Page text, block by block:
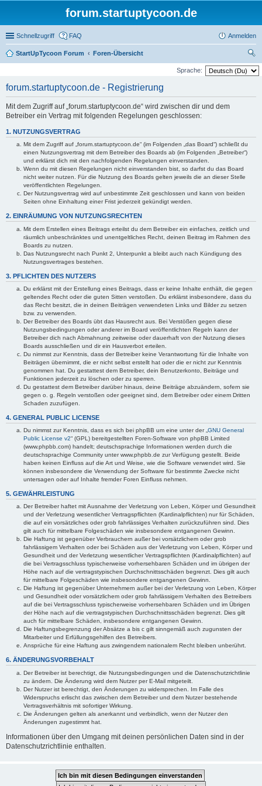
forum.startuptycoon.de
Schnellzugriff FAQ Anmelden
StartUpTycoon Forum
Foren-Übersicht
uc
Sprache:
forum.startuptycoon.de - Registrierung
Mit dem Zugriff auf „forum.startuptycoon.de“ wird zwischen dir und dem
Betreiber ein Vertrag mit folgenden Regelungen geschlossen:
1. NUTZUNGSVERTRAG
Mit dem Zugriff auf „forum.startuptycoon.de“ (im Folgenden „das Board“) schließt du
einen Nutzungsvertrag mit dem Betreiber des Boards ab (im Folgenden „Betreiber“)
und erklärst dich mit den nachfolgenden Regelungen einverstanden.
Wenn du mit diesen Regelungen nicht einverstanden bist, so darfst du das Board
nicht weiter nutzen. Für die Nutzung des Boards gelten jeweils die an dieser Stelle
veröffentlichten Regelungen.
Der Nutzungsvertrag wird auf unbestimmte Zeit geschlossen und kann von beiden
Seiten ohne Einhaltung einer Frist jederzeit gekündigt werden.
2. EINRÄUMUNG VON NUTZUNGSRECHTEN
Mit dem Erstellen eines Beitrags erteilst du dem Betreiber ein einfaches, zeitlich und
räumlich unbeschränktes und unentgeltliches Recht, deinen Beitrag im Rahmen des
Boards zu nutzen.
Das Nutzungsrecht nach Punkt 2, Unterpunkt a bleibt auch nach Kündigung des
Nutzungsvertrages bestehen.
3. PFLICHTEN DES NUTZERS
Du erklärst mit der Erstellung eines Beitrags, dass er keine Inhalte enthält, die gegen
geltendes Recht oder die guten Sitten verstoßen. Du erklärst insbesondere, dass du
das Recht besitzt, die in deinen Beiträgen verwendeten Links und Bilder zu setzen
bzw. zu verwenden.
Der Betreiber des Boards übt das Hausrecht aus. Bei Verstößen gegen diese
Nutzungsbedingungen oder anderer im Board veröffentlichten Regeln kann der
Betreiber dich nach Abmahnung zeitweise oder dauerhaft von der Nutzung dieses
Boards ausschließen und dir ein Hausverbot erteilen.
Du nimmst zur Kenntnis, dass der Betreiber keine Verantwortung für die Inhalte von
Beiträgen übernimmt, die er nicht selbst erstellt hat oder die er nicht zur Kenntnis
genommen hat. Du gestattest dem Betreiber, dein Benutzerkonto, Beiträge und
Funktionen jederzeit zu löschen oder zu sperren.
Du gestattest dem Betreiber darüber hinaus, deine Beiträge abzuändern, sofern sie
gegen o. g. Regeln verstoßen oder geeignet sind, dem Betreiber oder einem Dritten
Schaden zuzufügen.
4. GENERAL PUBLIC LICENSE
Du nimmst zur Kenntnis, dass es sich bei phpBB um eine unter der „ GNU General
Public License v2“ (GPL) bereitgestellten Foren-Software von phpBB Limited
(www.phpbb.com) handelt; deutschsprachige Informationen werden durch die
deutschsprachige Community unter www.phpbb.de zur Verfügung gestellt. Beide
haben keinen Einfluss auf die Art und Weise, wie die Software verwendet wird. Sie
können insbesondere die Verwendung der Software für bestimmte Zwecke nicht
untersagen oder auf Inhalte fremder Foren Einfluss nehmen.
5. GEWÄHRLEISTUNG
Der Betreiber haftet mit Ausnahme der Verletzung von Leben, Körper und Gesundheit
und der Verletzung wesentlicher Vertragspflichten (Kardinalpflichten) nur für Schäden,
die auf ein vorsätzliches oder grob fahrlässiges Verhalten zurückzuführen sind. Dies
gilt auch für mittelbare Folgeschäden wie insbesondere entgangenen Gewinn.
Die Haftung ist gegenüber Verbrauchern außer bei vorsätzlichem oder grob
fahrlässigem Verhalten oder bei Schäden aus der Verletzung von Leben, Körper und
Gesundheit und der Verletzung wesentlicher Vertragspflichten (Kardinalpflichten) auf
die bei Vertragsschluss typischerweise vorhersehbaren Schäden und im übrigen der
Höhe nach auf die vertragstypischen Durchschnittsschäden begrenzt. Dies gilt auch
für mittelbare Folgeschäden wie insbesondere entgangenen Gewinn.
Die Haftung ist gegenüber Unternehmern außer bei der Verletzung von Leben, Körper
und Gesundheit oder vorsätzlichem oder grob fahrlässigem Verhalten des Betreibers
auf die bei Vertragsschluss typischerweise vorhersehbaren Schäden und im Übrigen
der Höhe nach auf die vertragstypischen Durchschnittsschäden begrenzt. Dies gilt
auch für mittelbare Schäden, insbesondere entgangenen Gewinn.
Die Haftungsbegrenzung der Absätze a bis c gilt sinngemäß auch zugunsten der
Mitarbeiter und Erfüllungsgehilfen des Betreibers.
Ansprüche für eine Haftung aus zwingendem nationalem Recht bleiben unberührt.
6. ÄNDERUNGSVORBEHALT
Der Betreiber ist berechtigt, die Nutzungsbedingungen und die Datenschutzrichtlinie
zu ändern. Die Änderung wird dem Nutzer per E-Mail mitgeteilt.
Der Nutzer ist berechtigt, den Änderungen zu widersprechen. Im Falle des
Widerspruchs erlischt das zwischen dem Betreiber und dem Nutzer bestehende
Vertragsverhältnis mit sofortiger Wirkung.
Die Änderungen gelten als anerkannt und verbindlich, wenn der Nutzer den
Änderungen zugestimmt hat.
Informationen über den Umgang mit deinen persönlichen Daten sind in der
Datenschutzrichtlinie enthalten.